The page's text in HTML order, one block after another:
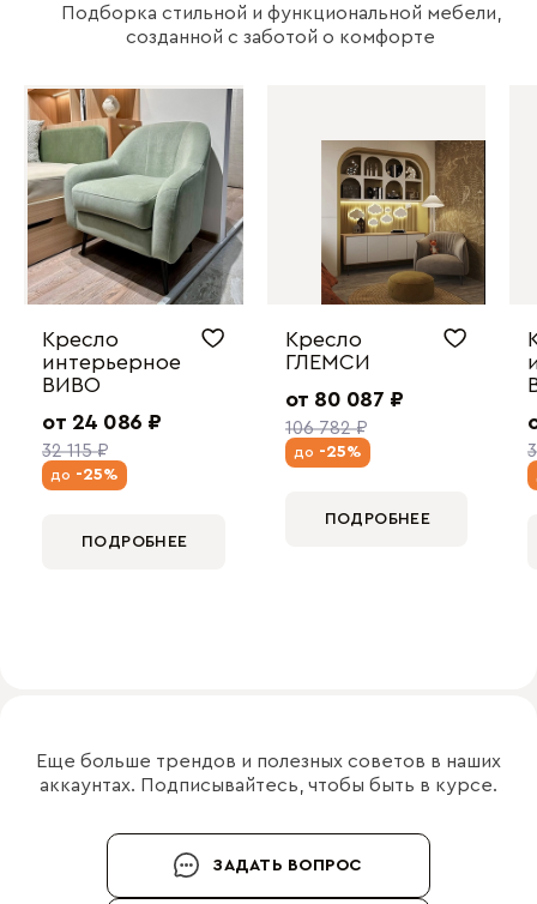
Подборка стильной и функциональной мебели,
созданной с заботой о комфорте
Кресло
интерьерное
ВИВО
от 24 086 ₽
32 115 ₽
до -25%
ПОДРОБНЕЕ
Кресло
ГЛЕМСИ
от 80 087 ₽
106 782 ₽
до -25%
ПОДРОБНЕЕ
Еще больше трендов и полезных советов в наших
аккаунтах. Подписывайтесь, чтобы быть в курсе.
ЗАДАТЬ ВОПРОС